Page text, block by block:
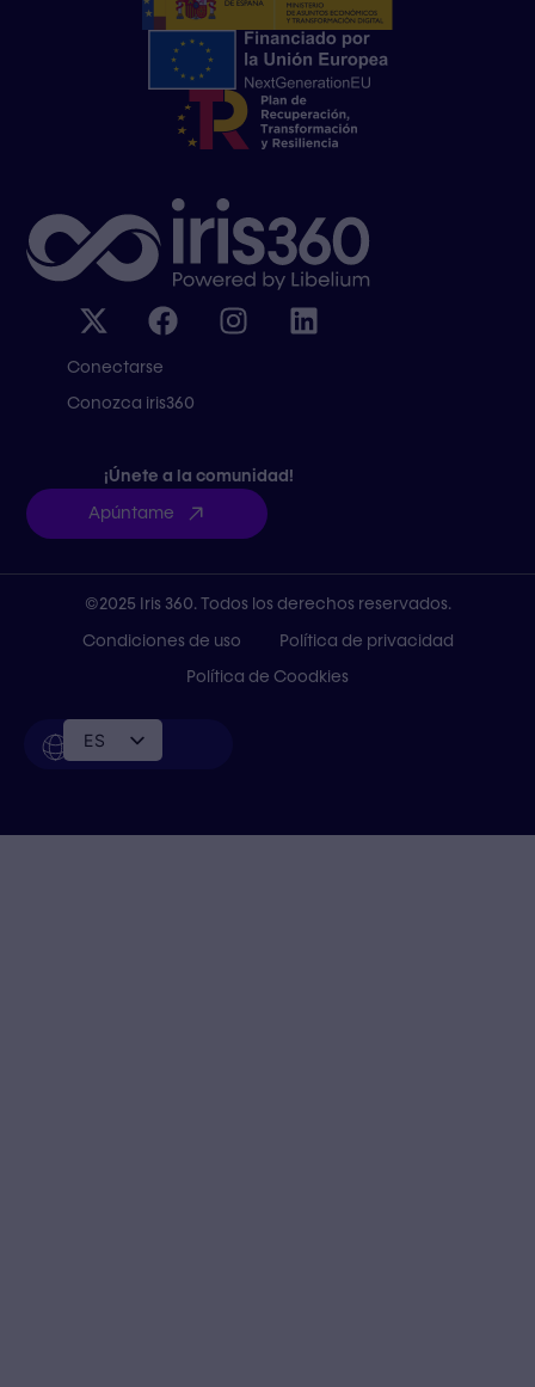
Conectarse
Conozca iris360
¡Únete a la comunidad!
Apúntame
©2025 Iris 360. Todos los derechos reservados.
Condiciones de uso
Política de privacidad
Política de Coodkies
ES